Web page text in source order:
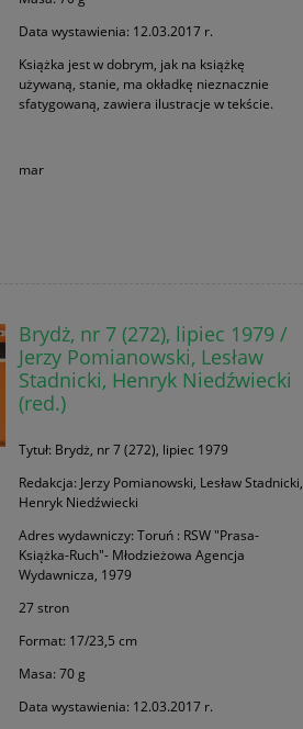
Data wystawienia: 12.03.2017 r.
Książka jest w dobrym, jak na książkę
używaną, stanie, ma okładkę nieznacznie
sfatygowaną, zawiera ilustracje w tekście.
mar
Brydż, nr 7 (272), lipiec 1979 /
Jerzy Pomianowski, Lesław
Stadnicki, Henryk Niedźwiecki
(red.)
Tytuł: Brydż, nr 7 (272), lipiec 1979
Redakcja: Jerzy Pomianowski, Lesław Stadnicki,
Henryk Niedźwiecki
Adres wydawniczy: Toruń : RSW "Prasa-
Książka-Ruch"- Młodzieżowa Agencja
Wydawnicza, 1979
27 stron
Format: 17/23,5 cm
Masa: 70 g
Data wystawienia: 12.03.2017 r.